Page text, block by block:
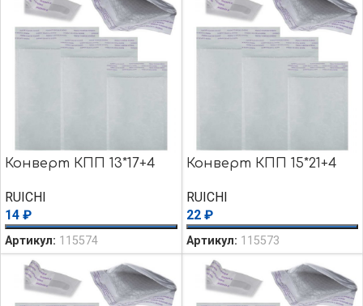
Конверт КПП 13*17+4
RUICHI
14 ₽
Артикул: 115574
Конверт КПП 15*21+4
RUICHI
22 ₽
Артикул: 115573